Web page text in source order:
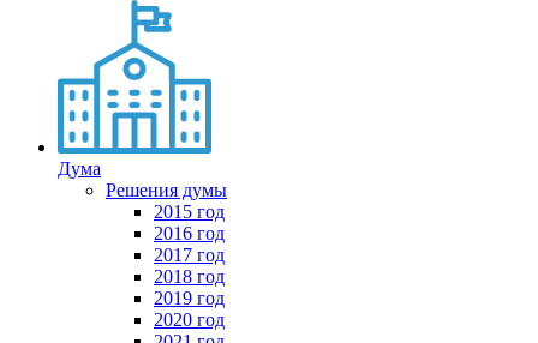
Дума
Решения думы
2015 год
2016 год
2017 год
2018 год
2019 год
2020 год